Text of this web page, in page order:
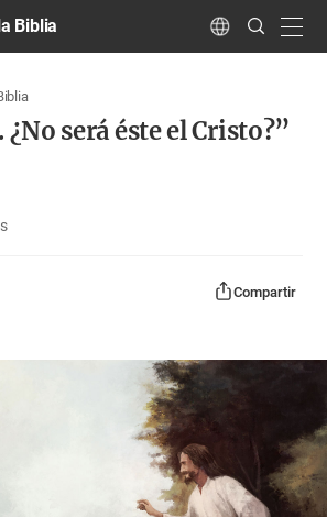
Biblia Language
Search
Submit
será éste el Cristo?”
Compartir